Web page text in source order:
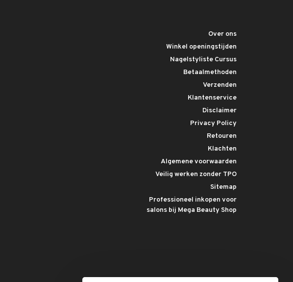
Over ons
Winkel openingstijden
Nagelstyliste Cursus
Betaalmethoden
Verzenden
Klantenservice
Disclaimer
Privacy Policy
Retouren
Klachten
Algemene voorwaarden
Veilig werken zonder TPO
Sitemap
Professioneel inkopen voor
salons bij Mega Beauty Shop